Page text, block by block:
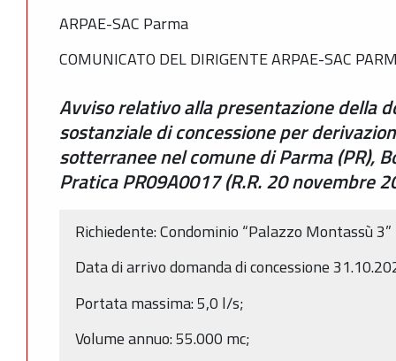
ARPAE-SAC Parma
COMUNICATO DEL DIRIGENTE ARPAE-SAC
Avviso relativo alla presentazione della
sostanziale di concessione per
sotterranee nel comune di Parma (PR),
Pratica PR09A0017 (R.R. 20 novembre
Richiedente: Condominio “Palazzo Montassù
Data di arrivo domanda di concessione
Portata massima: 5,0 l/s;
Volume annuo: 55.000 mc;